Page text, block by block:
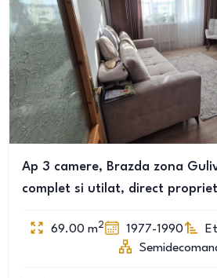
Ap 3 camere, Brazda zona
complet si utilat, direct
69.00 m2 1977-1990